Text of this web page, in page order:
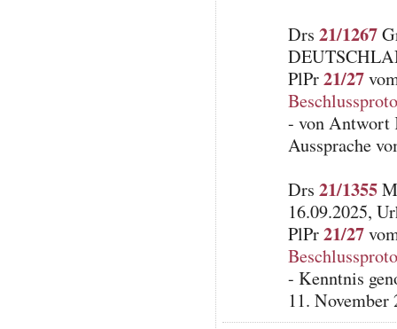
Drs 21/1267
PlPr21/27
- von Antwort
Aussprache
Drs 21/1355
16.09.2025,
PlPr21/27
- Kenntnis
11. November